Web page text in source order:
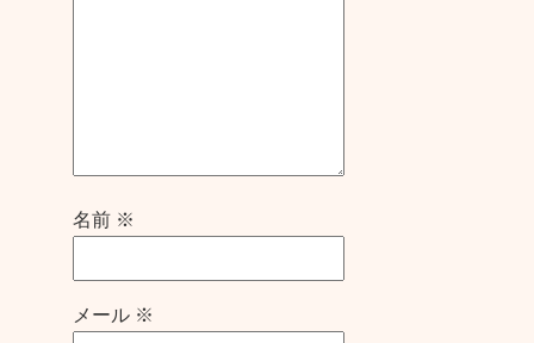
名前 ※
メール ※